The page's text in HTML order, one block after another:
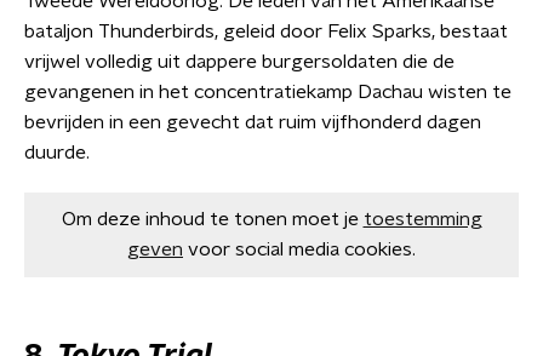
bataljon Thunderbirds, geleid door Felix Sparks, bestaat
vrijwel volledig uit dappere burgersoldaten die de
gevangenen in het concentratiekamp Dachau wisten te
bevrijden in een gevecht dat ruim vijfhonderd dagen
duurde.
Om deze inhoud te tonen moet je toestemming
geven voor social media cookies.